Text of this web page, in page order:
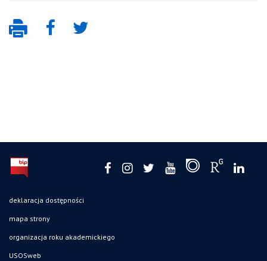
deklaracja dostępności
mapa strony
organizacja roku akademickiego
USOSweb